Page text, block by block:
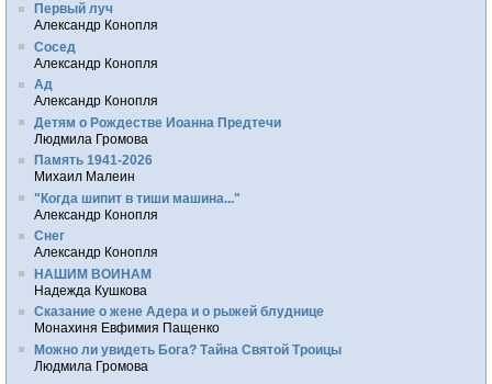
Первый луч
Александр Конопля
Сосед
Александр Конопля
Ад
Александр Конопля
Детям о Рождестве Иоанна Предтечи
Людмила Громова
Память 1941-2026
Михаил Малеин
"Когда шипит в тиши машина..."
Александр Конопля
Снег
Александр Конопля
НАШИМ ВОИНАМ
Надежда Кушкова
Сказание о жене Адера и о рыжей блуднице
Монахиня Евфимия Пащенко
Можно ли увидеть Бога? Тайна Святой Троицы
Людмила Громова